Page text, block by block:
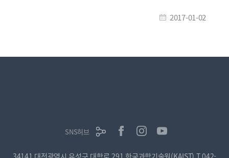
2017-01-02
SNS허브
34141 대전광역시 유성구 대학로 291 한국과학기술원(KAIST) T.042-